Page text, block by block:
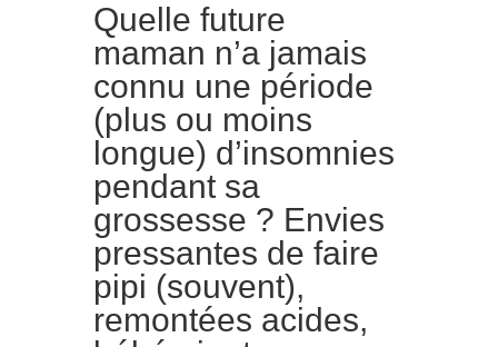
Quelle future
maman n’a jamais
connu une période
(plus ou moins
longue) d’insomnies
pendant sa
grossesse ? Envies
pressantes de faire
pipi (souvent),
remontées acides,